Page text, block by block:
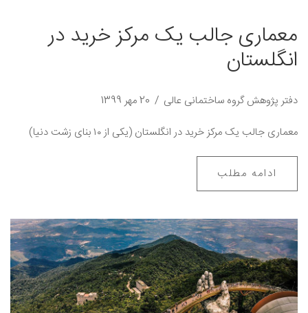
معماری جالب یک مرکز خرید در
انگلستان
دفتر پژوهش گروه ساختمانی عالی
20 مهر 1399
معماری جالب یک مرکز خرید در انگلستان (یکی از ۱۰ بنای زشت دنیا)
ادامه مطلب